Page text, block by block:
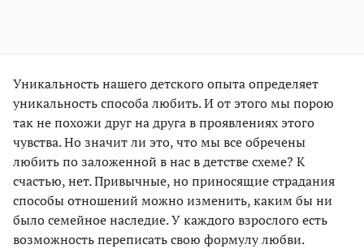
Уникальность нашего детского опыта определяет
уникальность способа любить. И от этого мы порою
так не похожи друг на друга в проявлениях этого
чувства. Но значит ли это, что мы все обречены
любить по заложенной в нас в детстве схеме? К
счастью, нет. Привычные, но приносящие страдания
способы отношений можно изменить, каким бы ни
было семейное наследие. У каждого взрослого есть
возможность переписать свою формулу любви.